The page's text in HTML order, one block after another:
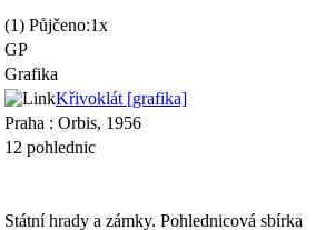
(1) Půjčeno:1x
GP
Grafika
Křivoklát [grafika]
Praha : Orbis, 1956
12 pohlednic
Státní hrady a zámky. Pohlednicová sbírka